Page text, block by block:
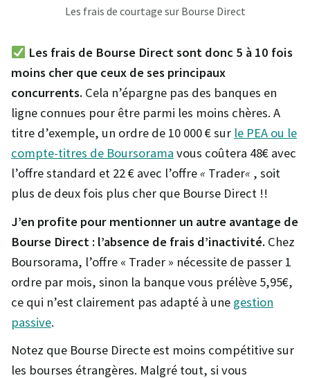
Les frais de courtage sur Bourse Direct
Les frais de Bourse Direct sont donc 5 à 10 fois
moins cher que ceux de ses principaux
concurrents. Cela n’épargne pas des banques en
ligne connues pour être parmi les moins chères. A
titre d’exemple, un ordre de 10 000 € sur le PEA ou le
compte-titres de Boursorama vous coûtera 48€ avec
l’offre standard et 22 € avec l’offre« Trader« , soit
plus de deux fois plus cher que Bourse Direct !!
J’en profite pour mentionner un autre avantage de
Bourse Direct : l’absence de frais d’inactivité. Chez
Boursorama, l’offre « Trader » nécessite de passer 1
ordre par mois, sinon la banque vous prélève 5,95€,
ce qui n’est clairement pas adapté à une gestion
passive.
Notez que Bourse Directe est moins compétitive sur
les bourses étrangères. Malgré tout, si vous